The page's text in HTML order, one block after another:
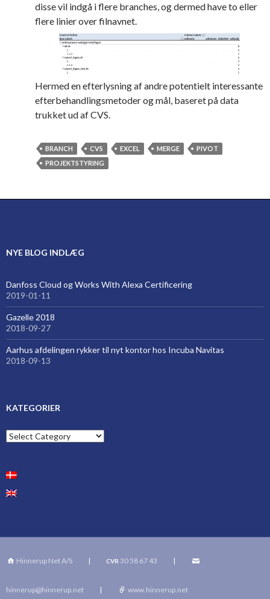
disse vil indgå i flere branches, og dermed have to eller
flere linier over filnavnet.
Hermed en efterlysning af andre potentielt interessante
efterbehandlingsmetoder og mål, baseret på data
trukket ud af CVS.
BRANCH CVS EXCEL MERGE
PIVOT
PROJEKTSTYRING
NYE BLOG INDLÆG
Danfoss Cloud og Works With Alexa Certificering
2019-01-11
Gazelle 2018
2018-09-27
Aarhus afdelingen rykker til nyt kontor hos Incuba Navitas
2018-09-13
KATEGORIER
Kategorier
Hinnerup Net A/S | CVR 30 58 67 43 |
hinnerup@hinnerup.net | www.hinnerup.net